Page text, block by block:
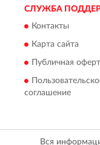
СЛУЖБА
Контакты
Карта сайта
Публичная
соглашение
Вся